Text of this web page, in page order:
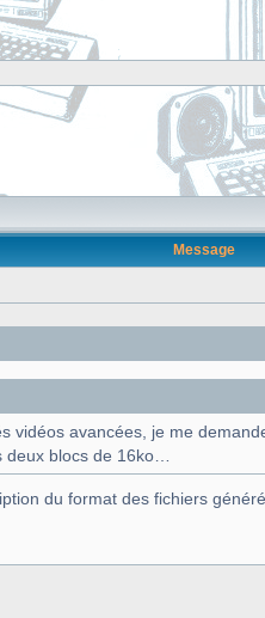
Message
vidéos avancées, je me
blocs de 16ko…
du format des fichiers